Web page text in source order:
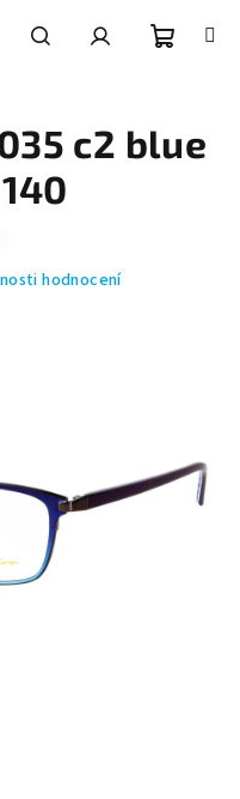
košík
c2 blue
hodnocení